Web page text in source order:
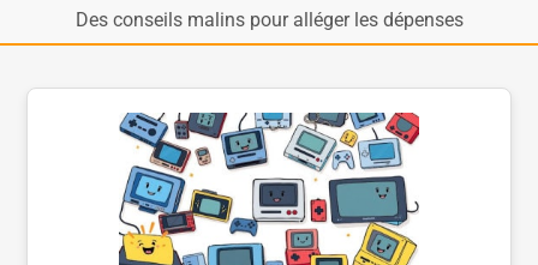
Des conseils malins pour alléger les dépenses